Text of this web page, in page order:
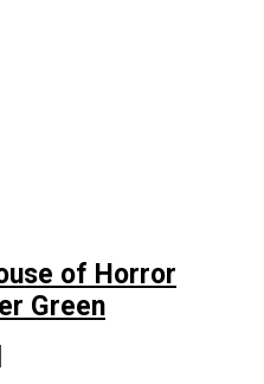
of Horror
Green